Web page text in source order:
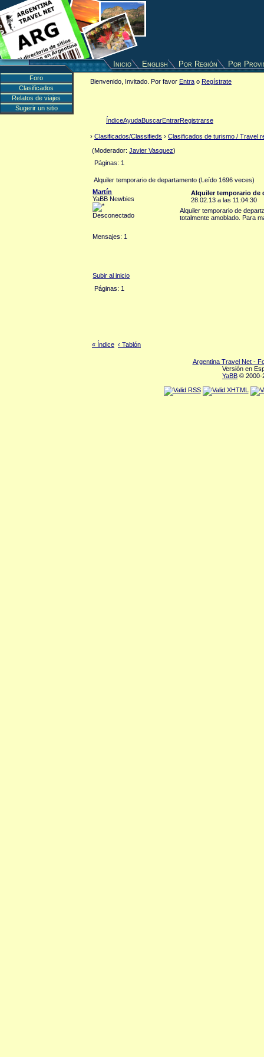
Inicio English Por Región Por
Foro
Clasificados
Relatos de viajes
Sugerir un sitio
Bienvenido, Invitado. Por favor Entra o Regístrate
ÍndiceAyudaBuscarEntrarRegistrarse
› Clasificados/Classifieds › Clasificados de turismo / Travel
(Moderador:Javier Vasquez)
Páginas: 1
Alquiler temporario de departamento (Leído 1696 veces)
Martín
YaBB Newbies
Desconectado
Mensajes: 1
Alquiler temporario de
28.02.13 a las 11:04:30
Alquiler temporario de
totalmente amoblado. Para
Subir al inicio
Páginas: 1
« Índice ‹ Tablón
Argentina Travel Net -
Versión en
YaBB © 2000-